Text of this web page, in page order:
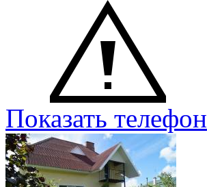
Показать телефон